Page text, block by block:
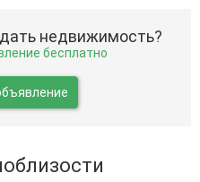
недвижимость?
бесплатно